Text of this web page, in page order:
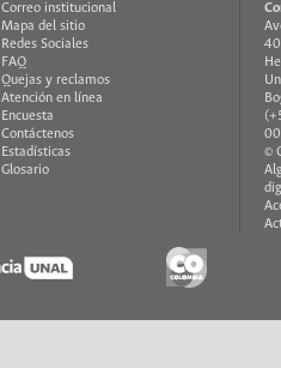
Correo institucional
Mapa del sitio
Redes Sociales
FAQ
Quejas y reclamos
Atención en línea
Encuesta
Contáctenos
Estadísticas
Glosario
©